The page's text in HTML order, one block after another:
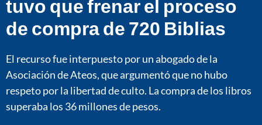
tuvo que frenar el proceso
de compra de 720 Biblias
El recurso fue interpuesto por un abogado de la
Asociación de Ateos, que argumentó que no hubo
respeto por la libertad de culto. La compra de los libros
superaba los 36 millones de pesos.